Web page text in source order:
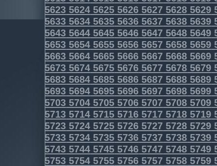
5623 5624 5625 5626 5627 5628 5629
5633 5634 5635 5636 5637 5638 5639
5643 5644 5645 5646 5647 5648 5649
5653 5654 5655 5656 5657 5658 5659
5663 5664 5665 5666 5667 5668 5669
5673 5674 5675 5676 5677 5678 5679
5683 5684 5685 5686 5687 5688 5689
5693 5694 5695 5696 5697 5698 5699
5703 5704 5705 5706 5707 5708 5709
5713 5714 5715 5716 5717 5718 5719
5723 5724 5725 5726 5727 5728 5729
5733 5734 5735 5736 5737 5738 5739
5743 5744 5745 5746 5747 5748 5749
5753 5754 5755 5756 5757 5758 5759